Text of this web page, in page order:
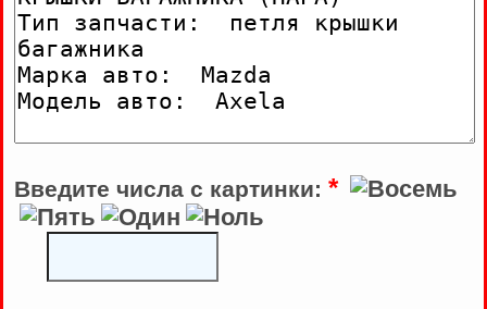
Введите числа с картинки: *